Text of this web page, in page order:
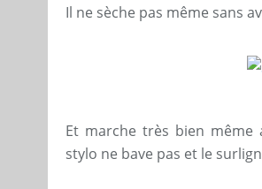
Il ne sèche pas même sans
Et marche très bien même
stylo ne bave pas et le